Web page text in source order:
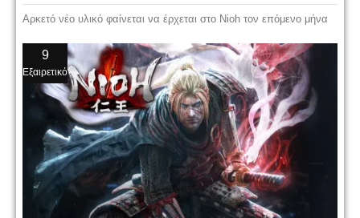
Αρκετό νέο υλικό φαίνεται να έρχεται στο Nioh τον επόμενο μήνα
9
Εξαιρετικό